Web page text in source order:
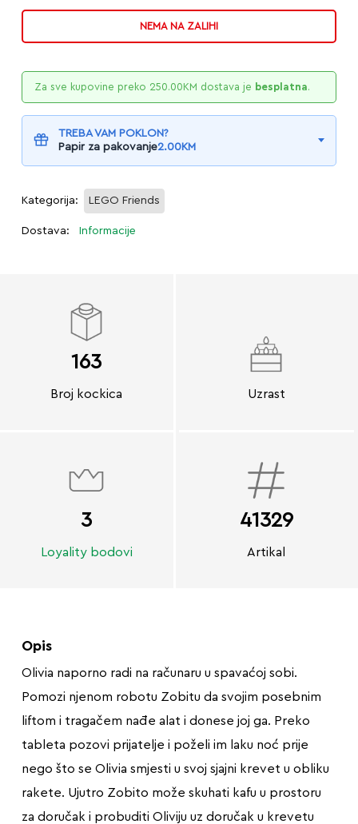
NEMA NA ZALIHI
Za sve kupovine preko 250.00KM dostava je besplatna.
TREBA VAM POKLON?
Papir za pakovanje2.00KM
Kategorija: LEGO Friends
Dostava: Informacije
163
Broj kockica Uzrast
3
Loyality bodovi
41329
Artikal
Opis
Olivia naporno radi na računaru u spavaćoj sobi.
Pomozi njenom robotu Zobitu da svojim posebnim
liftom i tragačem nađe alat i donese joj ga. Preko
tableta pozovi prijatelje i poželi im laku noć prije
nego što se Olivia smjesti u svoj sjajni krevet u obliku
rakete. Ujutro Zobito može skuhati kafu u prostoru
za doručak i probuditi Oliviju uz doručak u krevetu